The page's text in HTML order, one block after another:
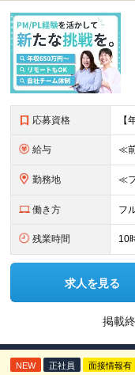
応募資格
給与
勤務地
働き方 フ
残業時間 10
求人を見る
掲載
NEW 正社員 面接情報有